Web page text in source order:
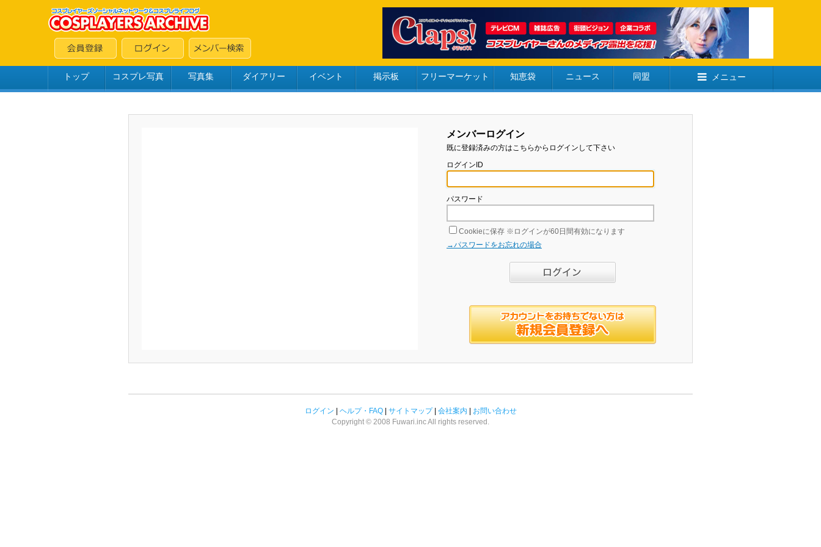
トップ コスプレ写真 写真集 ダイアリー イベント 掲示板 フリーマーケット 知恵袋 ニュース 同盟 メニュー
メンバーログイン
既に登録済みの方はこちらからログインして下さい
ログインID
パスワード
Cookieに保存 ※ログインが60日間有効になります
→パスワードをお忘れの場合
ログイン ヘルプ・FAQ| サイトマップ| 会社案内
お問い合わせ
Copyright © 2008 Fuwari.inc All rights reserved.